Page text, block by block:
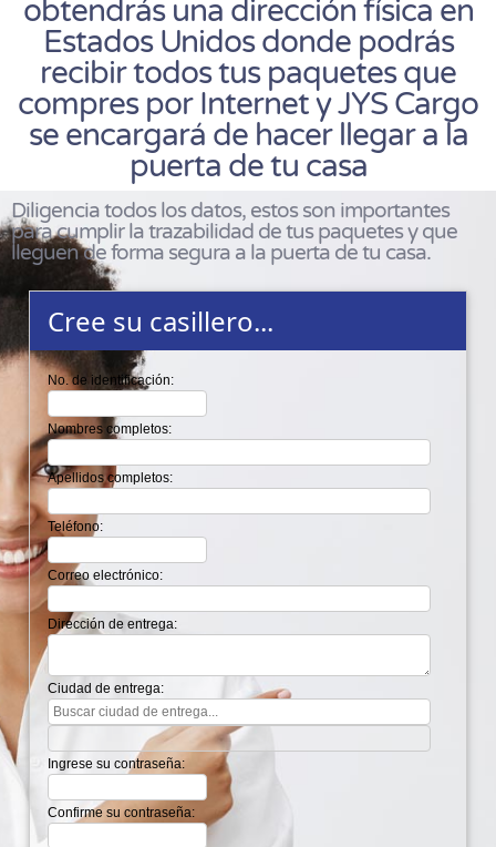
obtendrás una dirección física en
Estados Unidos donde podrás
recibir todos tus paquetes que
compres por Internet y JYS Cargo
se encargará de hacer llegar a la
puerta de tu casa
Diligencia todos los datos, estos son importantes
para cumplir la trazabilidad de tus paquetes y que
lleguen de forma segura a la puerta de tu casa.